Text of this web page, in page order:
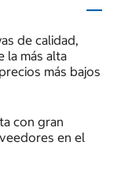
de calidad,
la más alta
más bajos
con gran
en el